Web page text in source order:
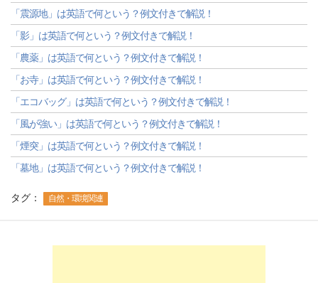
「震源地」は英語で何という？例文付きで解説！
「影」は英語で何という？例文付きで解説！
「農薬」は英語で何という？例文付きで解説！
「お寺」は英語で何という？例文付きで解説！
「エコバッグ」は英語で何という？例文付きで解説！
「風が強い」は英語で何という？例文付きで解説！
「煙突」は英語で何という？例文付きで解説！
「墓地」は英語で何という？例文付きで解説！
タグ： 自然・環境関連